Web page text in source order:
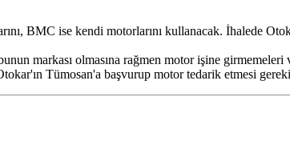
BMC ise kendi motorlarını kullanacak. İhalede
markası olmasına rağmen motor işine
Tümosan'a başvurup motor tedarik etmesi